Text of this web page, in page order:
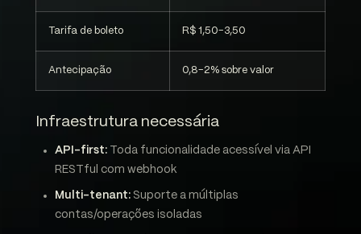
Tarifa de boleto R$ 1,50-3,50
Antecipação 0,8-2% sobre valor
Infraestrutura necessária
API-first: Toda funcionalidade acessível via API
RESTful com webhook
Multi-tenant: Suporte a múltiplas
contas/operações isoladas